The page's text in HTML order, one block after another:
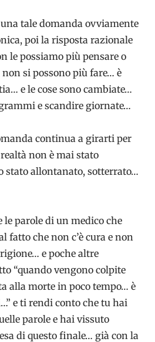
tale domanda ovviamente
poi la risposta razionale
le possiamo più pensare o
si possono più fare… è
e le cose sono cambiate…
e scandire giornate…
continua a girarti per
non è mai stato
stato allontanato, sotterrato…
parole di un medico che
fatto che non c’è cura e non
e poche altre
“quando vengono colpite
alla morte in poco tempo… è
e ti rendi conto che tu hai
parole e hai vissuto
di questo finale… già con la